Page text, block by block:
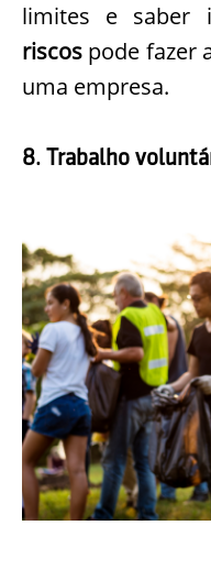
limites e saber
riscos pode fazer
uma empresa.
8. Trabalho